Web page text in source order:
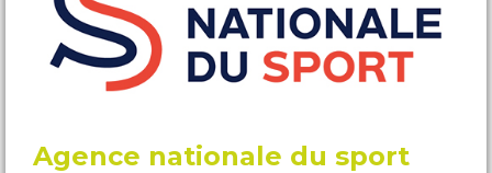
CALENDRIER
DOCUMENTATION
NOUS SOUTENIR
Agence nationale du sport